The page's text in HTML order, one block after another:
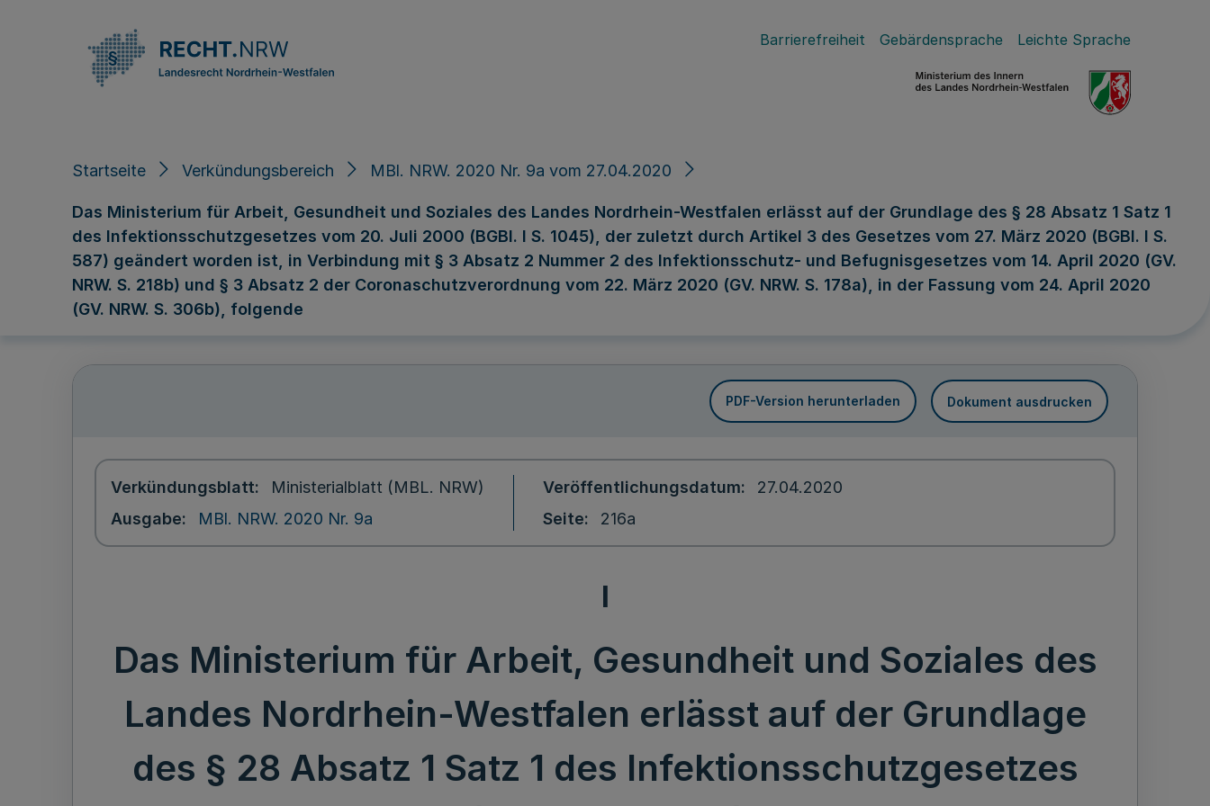
Barrierefreiheit Gebärdensprache Leichte Sprache
Startseite Verkündungsbereich MBl. NRW. 2020 Nr. 9a vom 27.04.2020
Das Ministerium für Arbeit, Gesundheit und Soziales des Landes Nordrhein-Westfalen erlässt auf der Grundlage des § 28 Absatz 1 Satz 1
des Infektionsschutzgesetzes vom 20. Juli 2000 (BGBl. I S. 1045), der zuletzt durch Artikel 3 des Gesetzes vom 27. März 2020 (BGBl. I S.
587) geändert worden ist, in Verbindung mit § 3 Absatz 2 Nummer 2 des Infektionsschutz- und Befugnisgesetzes vom 14. April 2020 (GV.
NRW. S. 218b) und § 3 Absatz 2 der Coronaschutzverordnung vom 22. März 2020 (GV. NRW. S. 178a), in der Fassung vom 24. April 2020
(GV. NRW. S. 306b), folgende
PDF-Version herunterladen Dokument ausdrucken
Verkündungsblatt
Ministerialblatt (MBL. NRW)
Ausgabe
MBl. NRW. 2020 Nr. 9a
Veröffentlichungsdatum
27.04.2020
Seite
216a
I
Das Ministerium für Arbeit, Gesundheit und Soziales des
Landes Nordrhein-Westfalen erlässt auf der Grundlage
des § 28 Absatz 1 Satz 1 des Infektionsschutzgesetzes